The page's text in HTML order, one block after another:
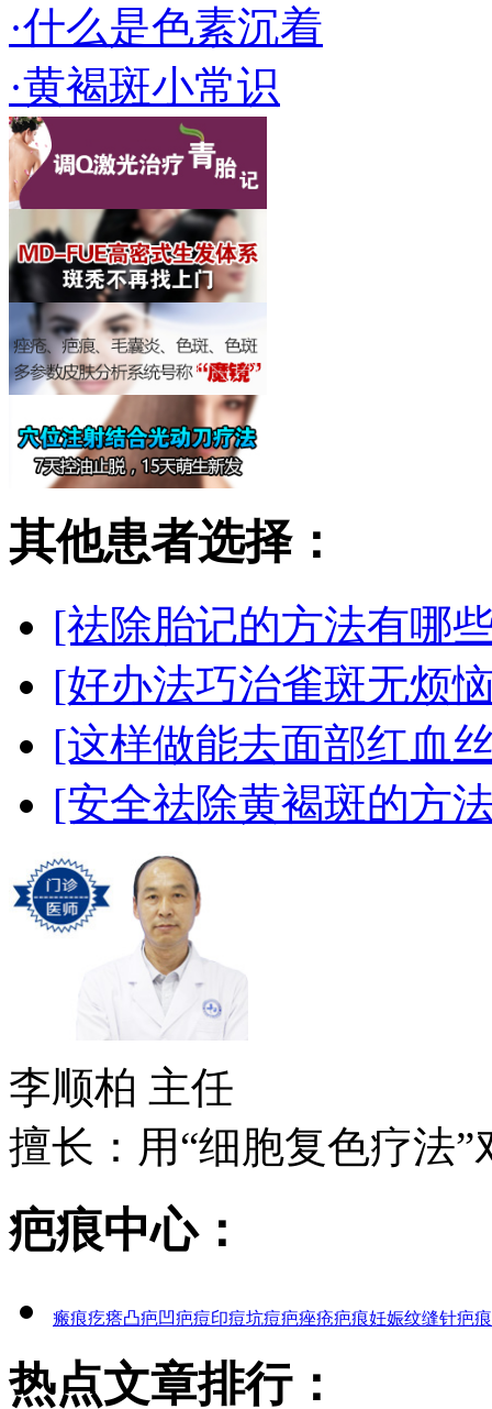
·什么是色素沉着
·黄褐斑小常识
其他患者选择：
[祛除胎记的方法有哪
[好办法巧治雀斑无烦
[这样做能去面部红血
[安全祛除黄褐斑的方
李顺柏 主任
擅长：用“细胞复色疗法”
疤痕中心：
瘢痕疙瘩凸疤凹疤痘印痘坑痘疤痤疮疤痕妊娠纹缝针疤痕
热点文章排行：